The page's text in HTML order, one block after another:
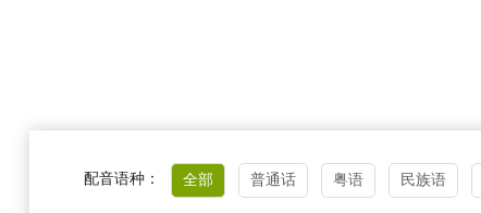
配音语种： 全部 普通话 粤语 民族语